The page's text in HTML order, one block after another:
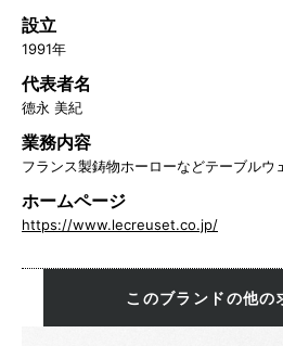
設立
1991年
代表者名
德永 美紀
業務内容
フランス製鋳物ホーローなどテーブルウ
ホームページ
https://www.lecreuset.co.jp/
このブランドの他の